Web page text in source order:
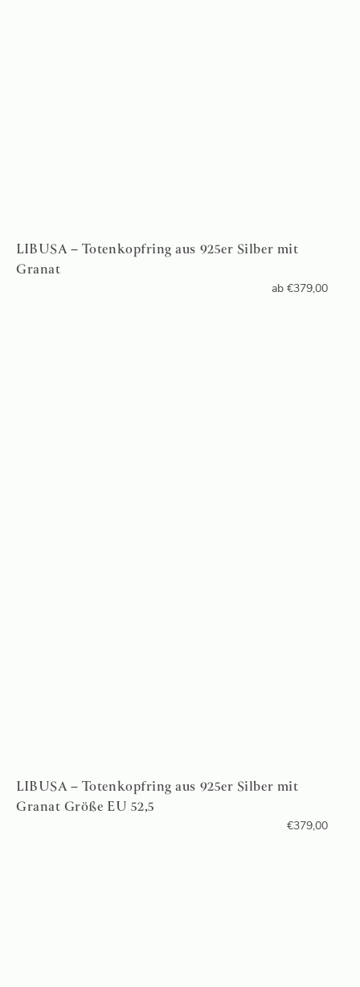
LIBUSA – Totenkopfring aus 925er Silber mit
Granat
ab €379,00
LIBUSA – Totenkopfring aus 925er Silber mit
Granat Größe EU 52,5
€379,00